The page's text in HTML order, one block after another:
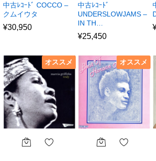
中古ﾚｺｰﾄﾞ COCCO –
クムイウタ
¥30,950
中古ﾚｺｰﾄﾞ
UNDERSLOWJAMS –
IN TH…
¥25,450
オススメ オススメ